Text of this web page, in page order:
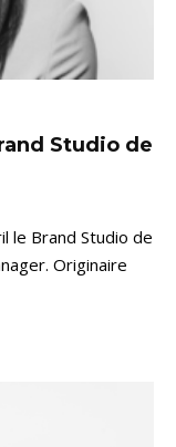
Studio de
le Brand Studio de
Originaire